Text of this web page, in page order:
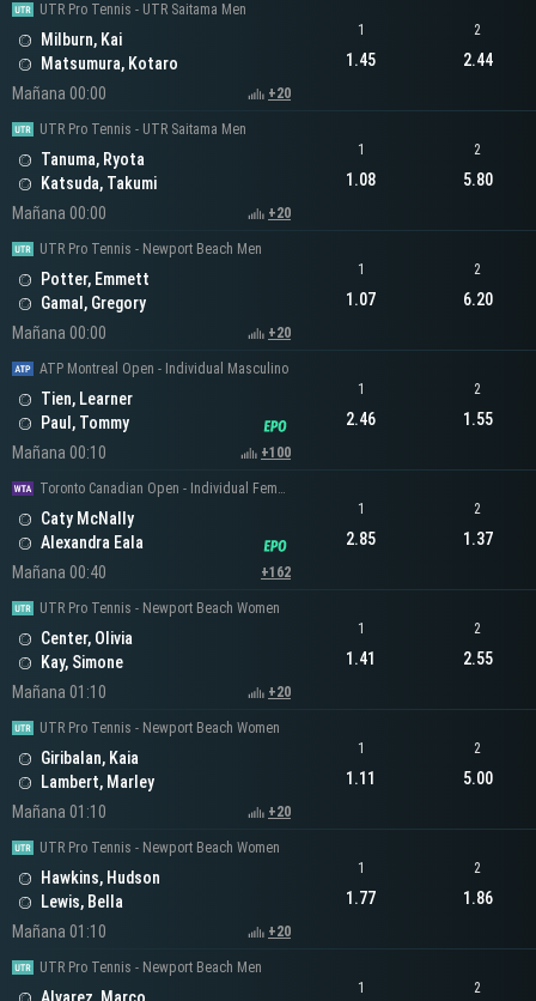
UTR Pro Tennis - UTR Saitama Men
Milburn, Kai
Matsumura, Kotaro
Mañana 00:00
+20
1
1.45
2
2.44
UTR Pro Tennis - UTR Saitama Men
Tanuma, Ryota
Katsuda, Takumi
Mañana 00:00
+20
1
1.08
2
5.80
UTR Pro Tennis - Newport Beach Men
Potter, Emmett
Gamal, Gregory
Mañana 00:00
+20
1
1.07
2
6.20
ATP Montreal Open - Individual Masculino
Tien, Learner
Paul, Tommy
Mañana 00:10
+100
1
2.46
2
1.55
Toronto Canadian Open - Individual Femenino
Caty McNally
Alexandra Eala
Mañana 00:40
+162
1
2.85
2
1.37
UTR Pro Tennis - Newport Beach Women
Center, Olivia
Kay, Simone
Mañana 01:10
+20
1
1.41
2
2.55
UTR Pro Tennis - Newport Beach Women
Giribalan, Kaia
Lambert, Marley
Mañana 01:10
+20
1
1.11
2
5.00
UTR Pro Tennis - Newport Beach Women
Hawkins, Hudson
Lewis, Bella
Mañana 01:10
+20
1
1.77
2
1.86
UTR Pro Tennis - Newport Beach Men
1 2